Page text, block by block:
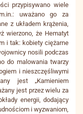
przypisywano wiele
uważano go za
z układem krążenia,
wierzono, że Hematyt
i tak: kobiety ciężarne
nosili podczas
do malowania twarzy
i nieszczęśliwymi
jest „Kamieniem
jest przez wielu za
energii, dodający
i wyzwaniom,